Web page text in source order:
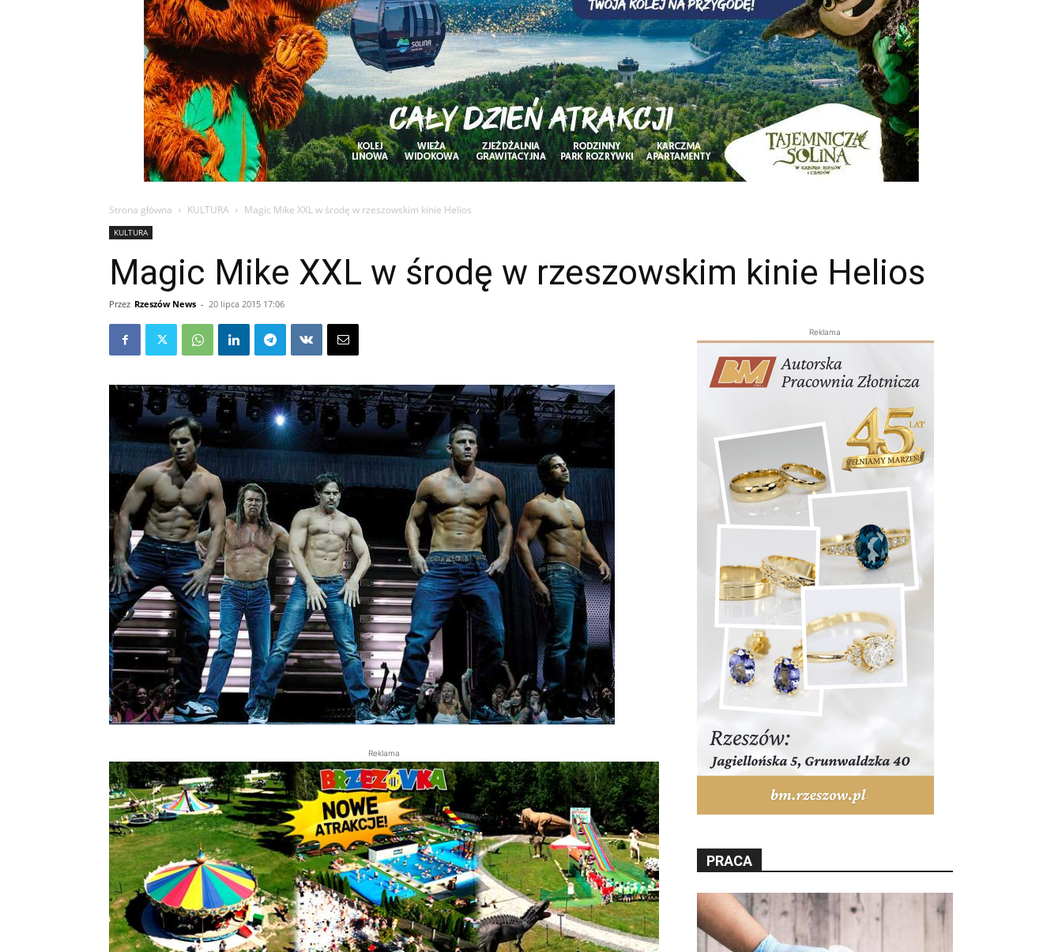
Strona główna KULTURA Magic Mike XXL w środę w rzeszowskim kinie Helios
KULTURA
Magic Mike XXL w środę w rzeszowskim kinie Helios
Przez Rzeszów News - 20 lipca 2015 17:06
Reklama
Reklama
PRACA